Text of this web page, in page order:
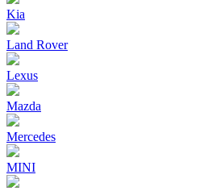
Kia
Land Rover
Lexus
Mazda
Mercedes
MINI